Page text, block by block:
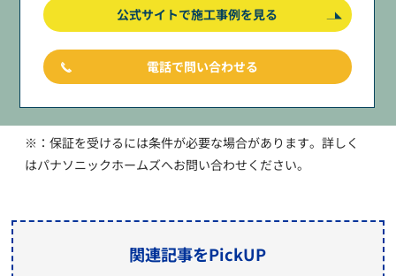
公式サイトで施工事例を見る
電話で問い合わせる
※：保証を受けるには条件が必要な場合があります。詳しく
はパナソニックホームズへお問い合わせください。
関連記事をPickUP